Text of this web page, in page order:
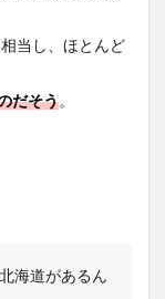
当し、ほとんど
だそう。
海道があるん